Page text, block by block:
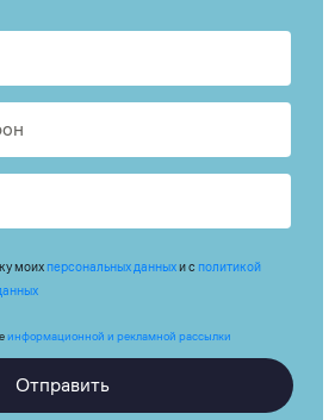
моих персональных данныхи с политикой
информационной и рекламной рассылки
Отправить